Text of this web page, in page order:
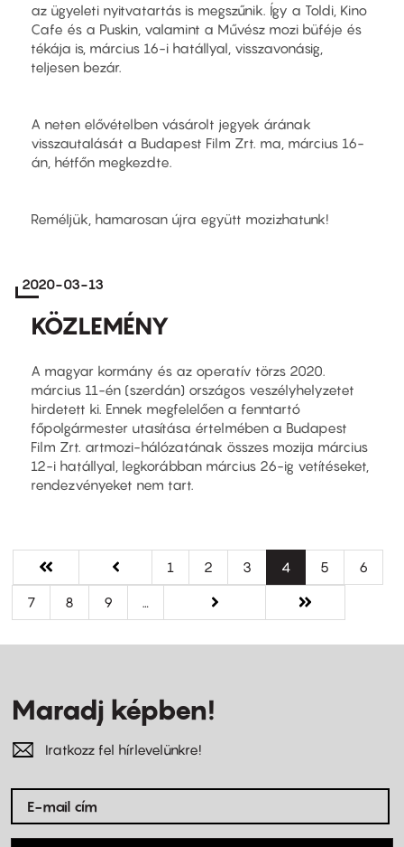
az ügyeleti nyitvatartás is megszűnik. Így a Toldi, Kino
Cafe és a Puskin, valamint a Művész mozi büféje és
tékája is, március 16-i hatállyal, visszavonásig,
teljesen bezár.
A neten elővételben vásárolt jegyek árának
visszautalását a Budapest Film Zrt. ma, március 16-
án, hétfőn megkezdte.
Reméljük, hamarosan újra együtt mozizhatunk!
2020-03-13
KÖZLEMÉNY
A magyar kormány és az operatív törzs 2020.
március 11-én (szerdán) országos veszélyhelyzetet
hirdetett ki. Ennek megfelelően a fenntartó
főpolgármester utasítása értelmében a Budapest
Film Zrt. artmozi-hálózatának összes mozija március
12-i hatállyal, legkorábban március 26-ig vetítéseket,
rendezvényeket nem tart.
Oldalszámozás
Első
oldal
« Első
Előző
oldal
‹ előző Oldal
1 Oldal
2 Oldal
3
Jelenlegi
oldal
4 Oldal
5 Oldal
6
Oldal
7 Oldal
8 Oldal
9 …
Következő
oldal
következő ›
Utolsó
oldal
Utolsó »
Maradj képben!
Iratkozz fel hírlevelünkre!